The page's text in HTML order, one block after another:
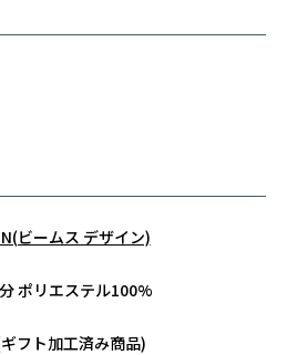
ビームス デザイン)
ポリエステル100%
フト加工済み商品)